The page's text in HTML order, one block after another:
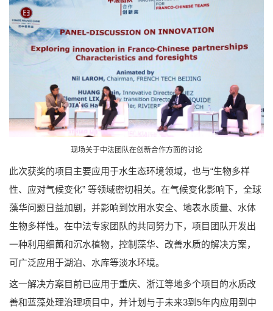
现场关于中法团队在创新合作方面的讨论
此次获奖的项目主要应用于水生态环境领域，也与“生物多样
性、应对气候变化” 等领域密切相关。在气候变化影响下，全球
藻华问题日益加剧，并影响到饮用水安全、地表水质量、水体
生物多样性。在中法专家团队的共同努力下，项目团队开发出
一种利用细菌和沉水植物，控制藻华、改善水质的解决方案，
可广泛应用于湖泊、水库等淡水环境。
这一解决方案目前已应用于重庆、浙江等地多个项目的水质改
善和蓝藻处理治理项目中，并计划与于未来3到5年内应用到中